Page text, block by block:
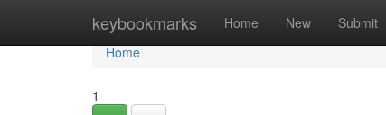
keybookmarks Home New Submit
Home
Home
1